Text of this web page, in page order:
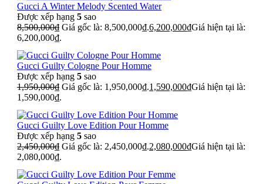
Gucci A Winter Melody Scented Water
Được xếp hạng 5 sao
8,500,000₫ Giá gốc là: 8,500,000₫.6,200,000₫Giá hiện tại là:
6,200,000₫.
Gucci Guilty Cologne Pour Homme
Được xếp hạng 5 sao
1,950,000₫ Giá gốc là: 1,950,000₫.1,590,000₫Giá hiện tại là:
1,590,000₫.
Gucci Guilty Love Edition Pour Homme
Được xếp hạng 5 sao
2,450,000₫ Giá gốc là: 2,450,000₫.2,080,000₫Giá hiện tại là:
2,080,000₫.